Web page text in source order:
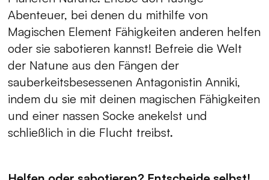
Abenteuer, bei denen du mithilfe von
Magischen Element Fähigkeiten anderen helfen
oder sie sabotieren kannst! Befreie die Welt
der Natune aus den Fängen der
sauberkeitsbesessenen Antagonistin Anniki,
indem du sie mit deinen magischen Fähigkeiten
und einer nassen Socke anekelst und
schließlich in die Flucht treibst.